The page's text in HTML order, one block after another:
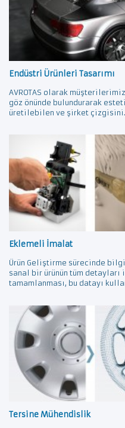
Endüstri Ürünleri Tasarımı
AVROTAS olarak
göz önünde bulundurarak
üretilebilen ve şirket
Eklemeli İmalat
Ürün Geliştirme sürecinde
sanal bir ürünün tüm detayları
tamamlanması, bu datayı
Tersine Mühendislik